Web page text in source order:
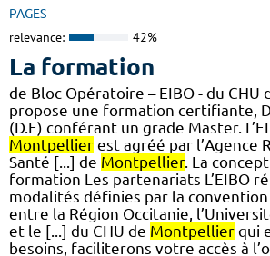
PAGES
relevance: 42%
La formation
de Bloc Opératoire – EIBO - du CHU
propose une formation certifiante,
(D.E) conférant un grade Master.
Montpellier est agréé par l’Agence
Santé [...] de Montpellier. La
formation Les partenariats L’EIBO
modalités définies par la
entre la Région Occitanie,
et le [...] du CHU de Montpellier qui
besoins, faciliterons votre accès à